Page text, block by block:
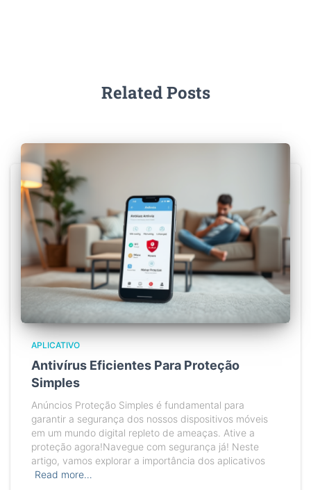
Related Posts
APLICATIVO
Antivírus Eficientes Para Proteção
Simples
Anúncios Proteção Simples é fundamental para
garantir a segurança dos nossos dispositivos móveis
em um mundo digital repleto de ameaças. Ative a
proteção agora!Navegue com segurança já! Neste
artigo, vamos explorar a importância dos aplicativos
Read more…